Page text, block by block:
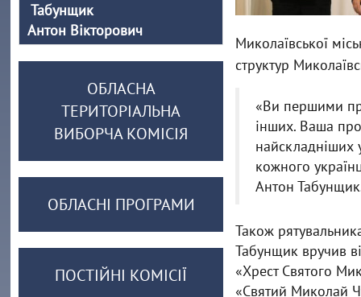
Миколаївської
структур
«Ви першими
інших. Ваша
найскладніших
кожного
Антон
Також
Табунщик вручив
«Хрест Святого
«Святий Миколай
Табунщик
Антон Вікторович
ОБЛАСНА
ТЕРИТОРІАЛЬНА
ВИБОРЧА КОМІСІЯ
ОБЛАСНІ ПРОГРАМИ
ПОСТІЙНІ КОМІСІЇ